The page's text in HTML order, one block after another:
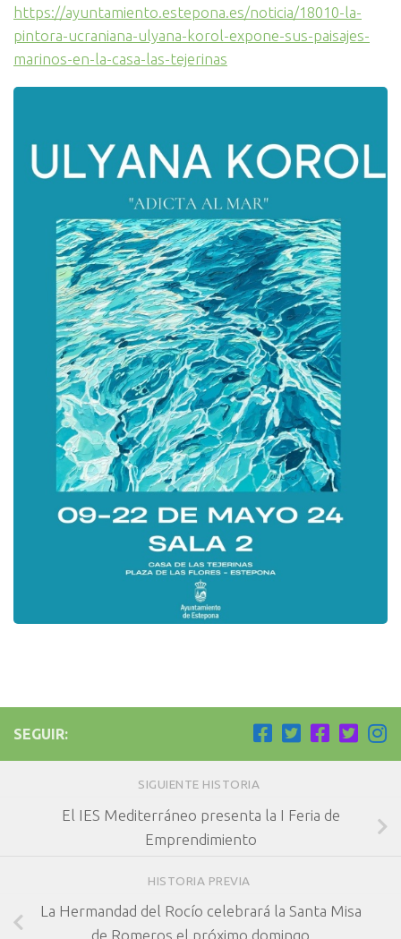
https://ayuntamiento.estepona.es/noticia/18010-la-
pintora-ucraniana-ulyana-korol-expone-sus-paisajes-
marinos-en-la-casa-las-tejerinas
SEGUIR:
SIGUIENTE HISTORIA
El IES Mediterráneo presenta la I Feria de
Emprendimiento
HISTORIA PREVIA
La Hermandad del Rocío celebrará la Santa Misa
de Romeros el próximo domingo